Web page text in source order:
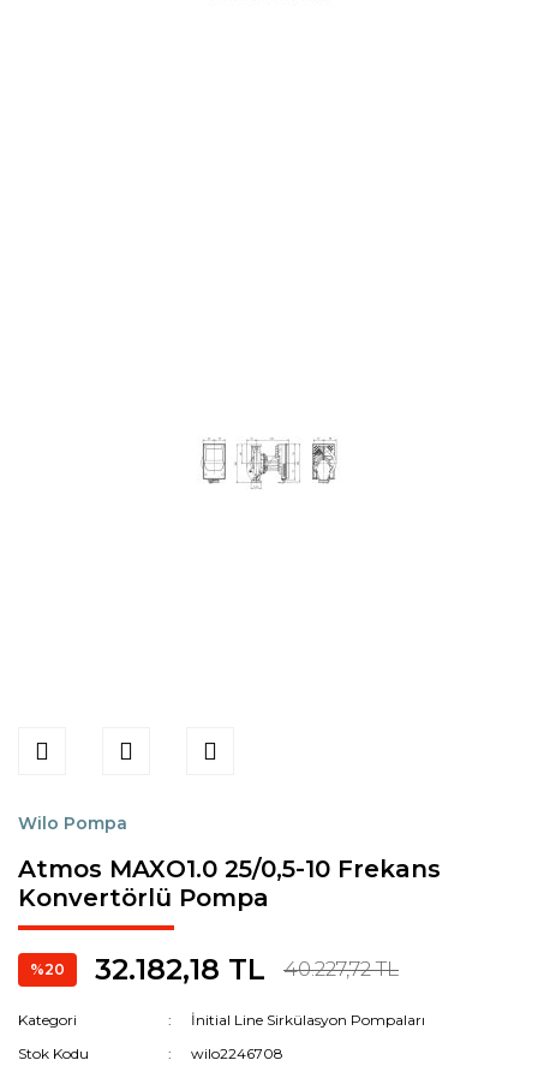
Wilo Pompa
Atmos MAXO1.0 25/0,5-10 Frekans
Konvertörlü Pompa
%20 32.182,18 TL 40.227,72 TL
Kategori
İnitial Line Sirkülasyon Pompaları
Stok Kodu
wilo2246708